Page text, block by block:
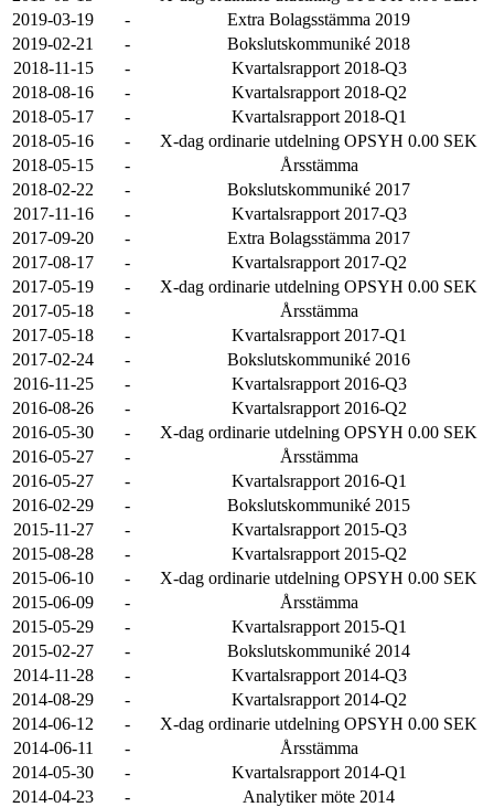
2019-03-19
-
Extra Bolagsstämma 2019
2019-02-21
-
Bokslutskommuniké 2018
2018-11-15
-
Kvartalsrapport 2018-Q3
2018-08-16
-
Kvartalsrapport 2018-Q2
2018-05-17
-
Kvartalsrapport 2018-Q1
2018-05-16
-
X-dag ordinarie utdelning OPSYH 0.00 SEK
2018-05-15
-
Årsstämma
2018-02-22
-
Bokslutskommuniké 2017
2017-11-16
-
Kvartalsrapport 2017-Q3
2017-09-20
-
Extra Bolagsstämma 2017
2017-08-17
-
Kvartalsrapport 2017-Q2
2017-05-19
-
X-dag ordinarie utdelning OPSYH 0.00 SEK
2017-05-18
-
Årsstämma
2017-05-18
-
Kvartalsrapport 2017-Q1
2017-02-24
-
Bokslutskommuniké 2016
2016-11-25
-
Kvartalsrapport 2016-Q3
2016-08-26
-
Kvartalsrapport 2016-Q2
2016-05-30
-
X-dag ordinarie utdelning OPSYH 0.00 SEK
2016-05-27
-
Årsstämma
2016-05-27
-
Kvartalsrapport 2016-Q1
2016-02-29
-
Bokslutskommuniké 2015
2015-11-27
-
Kvartalsrapport 2015-Q3
2015-08-28
-
Kvartalsrapport 2015-Q2
2015-06-10
-
X-dag ordinarie utdelning OPSYH 0.00 SEK
2015-06-09
-
Årsstämma
2015-05-29
-
Kvartalsrapport 2015-Q1
2015-02-27
-
Bokslutskommuniké 2014
2014-11-28
-
Kvartalsrapport 2014-Q3
2014-08-29
-
Kvartalsrapport 2014-Q2
2014-06-12
-
X-dag ordinarie utdelning OPSYH 0.00 SEK
2014-06-11
-
Årsstämma
2014-05-30
-
Kvartalsrapport 2014-Q1
2014-04-23
-
Analytiker möte 2014